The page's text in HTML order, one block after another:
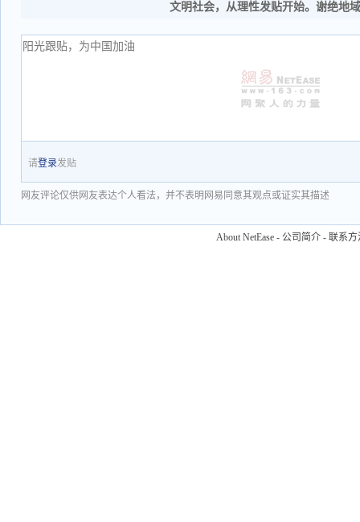
文明社会，从理性发贴开始。谢绝地
请登录发贴
网友评论仅供网友表达个人看法，并不表明网易同意其观点或证实其描述
About NetEase - 公司简介 - 联系方